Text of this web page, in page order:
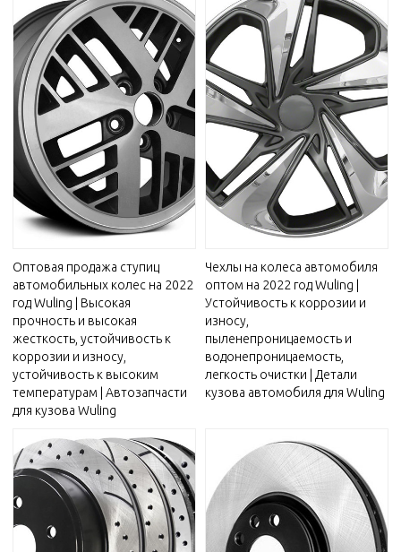
Оптовая продажа ступиц
автомобильных колес на 2022
год Wuling | Высокая
прочность и высокая
жесткость, устойчивость к
коррозии и износу,
устойчивость к высоким
температурам | Автозапчасти
для кузова Wuling
Чехлы на колеса автомобиля
оптом на 2022 год Wuling |
Устойчивость к коррозии и
износу,
пыленепроницаемость и
водонепроницаемость,
легкость очистки | Детали
кузова автомобиля для Wuling